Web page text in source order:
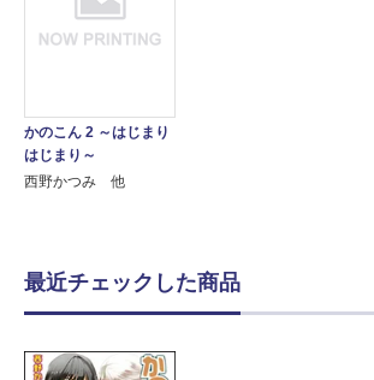
かのこん 2 ～はじまり
はじまり～
西野かつみ 他
最近チェックした商品